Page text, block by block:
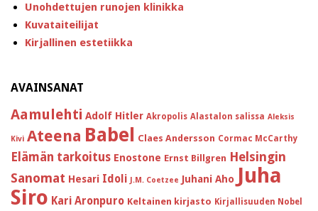
Unohdettujen runojen klinikka
Kuvataiteilijat
Kirjallinen estetiikka
AVAINSANAT
Aamulehti Adolf Hitler Akropolis Alastalon salissa Aleksis
Kivi Ateena Babel Claes Andersson Cormac McCarthy
Elämän tarkoitus Enostone Ernst Billgren Helsingin
Sanomat Hesari Idoli J.M. Coetzee Juhani Aho Juha
Siro Kari Aronpuro Keltainen kirjasto Kirjallisuuden Nobel